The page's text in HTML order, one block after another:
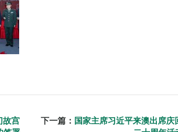
故宫
下一篇： 国家主席习近平来澳出席庆